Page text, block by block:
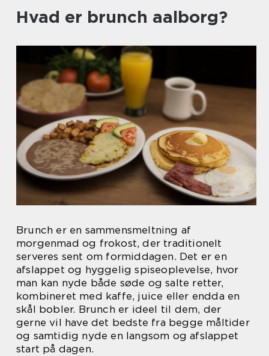
Hvad er brunch aalborg?
Brunch er en sammensmeltning af
morgenmad og frokost, der traditionelt
serveres sent om formiddagen. Det er en
afslappet og hyggelig spiseoplevelse, hvor
man kan nyde både søde og salte retter,
kombineret med kaffe, juice eller endda en
skål bobler. Brunch er ideel til dem, der
gerne vil have det bedste fra begge måltider
og samtidig nyde en langsom og afslappet
start på dagen.